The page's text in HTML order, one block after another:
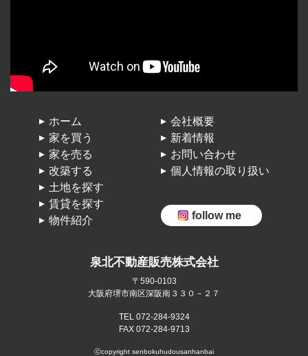
泉北不動産販売株式会社
〒590-0103
大阪府堺市南区深阪南３３０－２７
TEL 072-284-9324
FAX 072-284-9713
ホーム
家を買う
家を売る
改築する
土地を探す
賃貸を探す
物件紹介
会社概要
新着情報
お問い合わせ
個人情報の取り扱い
follow me
ⓒcopyright senbokuhudousanhanbai